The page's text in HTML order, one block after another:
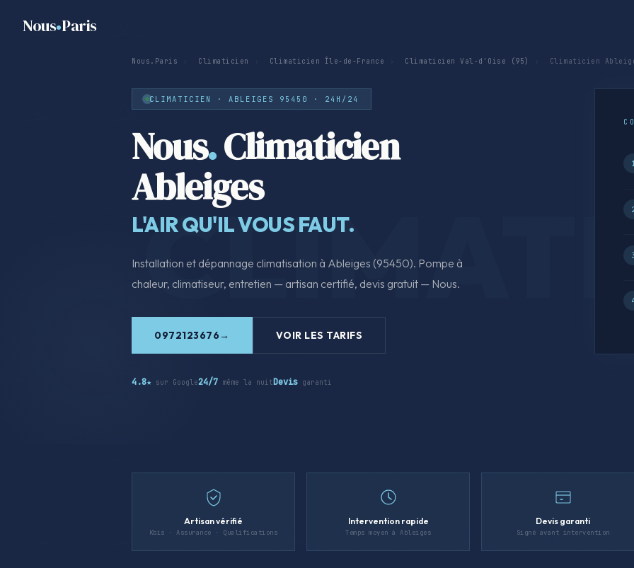
Nous Paris
Nous.Paris Climaticien Climaticien Île-de-France Climaticien Val-d'Oise (95) Climaticien
CLIMATICIEN · ABLEIGES 95450 · 24H/24
Nous.Climaticien
Ableiges
L'AIR QU'IL VOUS FAUT.
Installation et dépannage climatisation à Ableiges (95450). Pompe à
chaleur, climatiseur, entretien — artisan certifié, devis gratuit — Nous.
0972123676 VOIR LES TARIFS
4.8★ sur Google24/7 même la nuitDevis garanti
4
Artisan vérifié
Kbis · Assurance · Qualifications
Intervention rapide
Temps moyen à Ableiges
Devis garanti
Signé avant intervention